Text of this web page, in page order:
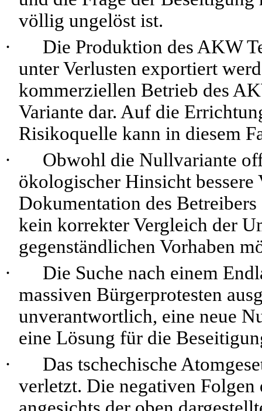
völlig ungelöst ist.
·
Die Produktion des AKW
unter Verlusten exportiert
kommerziellen Betrieb des
Variante dar. Auf die
Risikoquelle kann in diesem
·
Obwohl die Nullvariante
ökologischer Hinsicht
Dokumentation des
kein korrekter Vergleich der
gegenständlichen Vorhaben
·
Die Suche nach einem
massiven Bürgerprotesten
unverantwortlich, eine neue
eine Lösung für die
·
Das tschechische
verletzt. Die negativen